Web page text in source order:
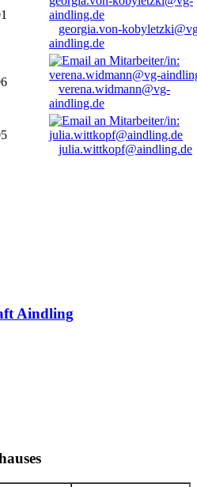
georgia.von-
aindling.de
verena.widmann@vg-
aindling.de
julia.wittkopf@aindling.de
Aindling